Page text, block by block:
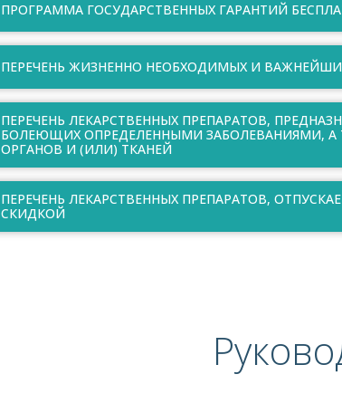
ПРОГРАММА ГОСУДАРСТВЕННЫХ ГАРАНТИЙ
ПЕРЕЧЕНЬ ЖИЗНЕННО НЕОБХОДИМЫХ И
ПЕРЕЧЕНЬ ЛЕКАРСТВЕННЫХ ПРЕПАРАТОВ,
БОЛЕЮЩИХ ОПРЕДЕЛЕННЫМИ ЗАБОЛЕВАНИЯМИ, А
ОРГАНОВ И (ИЛИ) ТКАНЕЙ
ПЕРЕЧЕНЬ ЛЕКАРСТВЕННЫХ ПРЕПАРАТОВ,
СКИДКОЙ